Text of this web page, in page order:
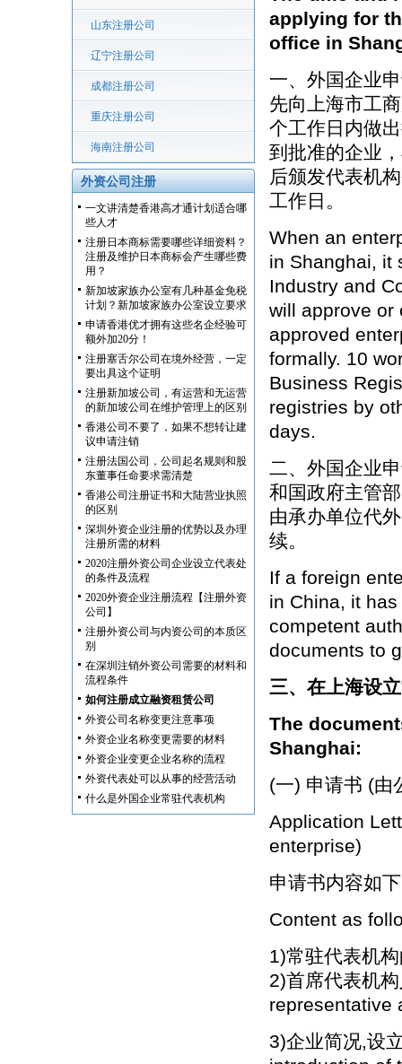
山东注册公司
辽宁注册公司
成都注册公司
重庆注册公司
海南注册公司
外资公司注册
一文讲清楚香港高才通计划适合哪
些人才
注册日本商标需要哪些详细资料？
注册及维护日本商标会产生哪些费
用？
新加坡家族办公室有几种基金免税
计划？新加坡家族办公室设立要求
申请香港优才拥有这些名企经验可
额外加20分！
注册塞舌尔公司在境外经营，一定
要出具这个证明
注册新加坡公司，有运营和无运营
的新加坡公司在维护管理上的区别
香港公司不要了，如果不想转让建
议申请注销
注册法国公司，公司起名规则和股
东董事任命要求需清楚
香港公司注册证书和大陆营业执照
的区别
深圳外资企业注册的优势以及办理
注册所需的材料
2020注册外资公司企业设立代表处
的条件及流程
2020外资企业注册流程【注册外资
公司】
注册外资公司与内资公司的本质区
别
在深圳注销外资公司需要的材料和
流程条件
如何注册成立融资租赁公司
外资公司名称变更注意事项
外资企业名称变更需要的材料
外资企业变更企业名称的流程
外资代表处可以从事的经营活动
什么是外国企业常驻代表机构
applying for
office in
一、外国企业
先向上海市工
个工作日内做
到批准的企业
后颁发代表机
工作日。
When an
in Shanghai, it
Industry and
will approve or
approved
formally. 10
Business
registries by
days.
二、外国企业
和国政府主管
由承办单位代
续。
If a foreign
in China, it
competent
documents to
三、在上海设
The
Shanghai:
(一) 申请书 (由
Application
enterprise)
申请书内容如
Content as
1)常驻代表机
2)首席代表机
representative
3)企业简况,设